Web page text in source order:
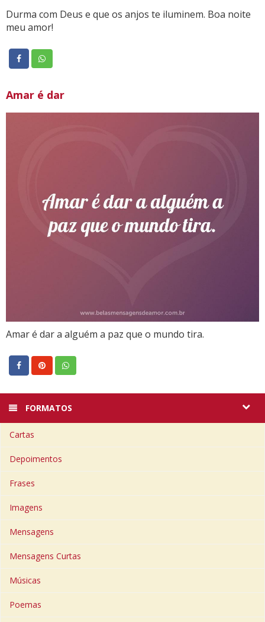
Durma com Deus e que os anjos te iluminem. Boa noite
meu amor!
Amar é dar
Amar é dar a alguém a paz que o mundo tira.
FORMATOS
Cartas
Depoimentos
Frases
Imagens
Mensagens
Mensagens Curtas
Músicas
Poemas